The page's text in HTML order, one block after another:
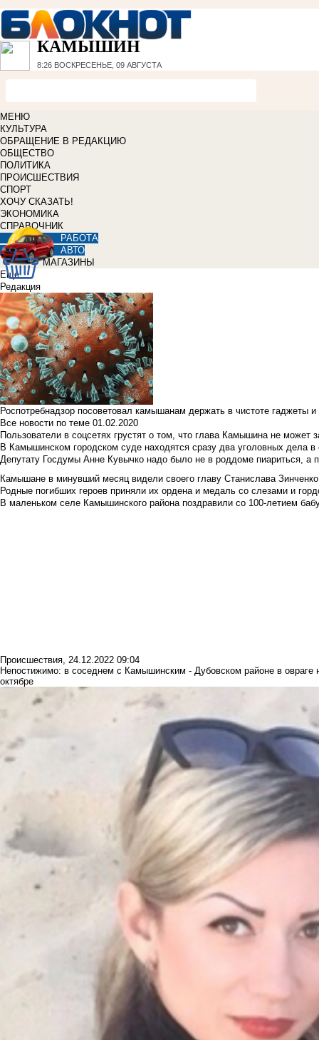
КАМЫШИН
8:26 ВОСКРЕСЕНЬЕ, 09 АВГУСТА
МЕНЮ
КУЛЬТУРА
ОБРАЩЕНИЕ В РЕДАКЦИЮ
ОБЩЕСТВО
ПОЛИТИКА
ПРОИСШЕСТВИЯ
СПОРТ
ХОЧУ СКАЗАТЬ!
ЭКОНОМИКА
СПРАВОЧНИК
РАБОТА
АВТО
МАГАЗИНЫ
Еще
Редакция
Роспотребнадзор посоветовал камышанам держать в чистоте гаджеты
Все новости по теме 01.02.2020
Пользователи в соцсетях грустят о том, что глава Камышина не может
В Камышинском городском суде находятся сразу два уголовных дела
Депутату Госдумы Анне Кувычко надо было не в роддоме пиариться, а
Камышане в минувший месяц видели своего главу Станислава Зинченко
Родные погибших героев приняли их ордена и медаль со слезами и
В маленьком селе Камышинского района поздравили со 100-летием
Происшествия, 24.12.2022 09:04
Непостижимо: в соседнем с Камышинским - Дубовском районе в
октябре